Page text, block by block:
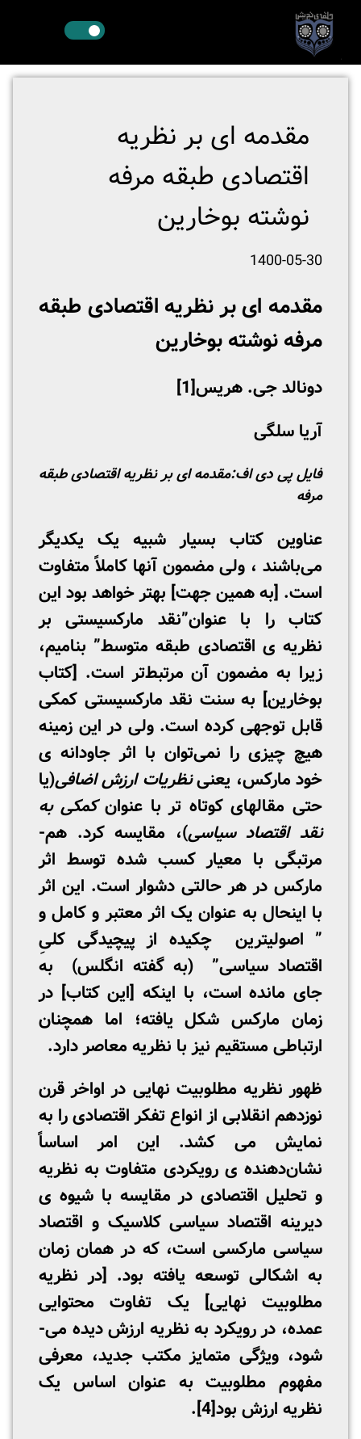
مقدمه ای بر نظریه
اقتصادی طبقه مرفه
نوشته بوخارین
1400-05-30
مقدمه ای برنظریه اقتصادی طبقه
مرفه نوشته بوخارین
دونالد جی. هریس[1]
آریا سلگی
فایل پی دی اف:مقدمه ای بر نظریه اقتصادی طبقه
مرفه
عناوین کتاب بسیار شبیه یک یکدیگر
می‌باشند ، ولی مضمون آنها کاملاً متفاوت
است. [به همین جهت] بهتر خواهد بود این
کتاب را با عنوان”نقد مارکسیستی بر
نظریه­ ی اقتصادی طبقه متوسط” بنامیم،
زیرا به مضمون آن مرتبط‌تر است. [کتاب
بوخارین] به سنت نقد مارکسیستی کمکی
قابل توجهی کرده است. ولی در این زمینه
هیچ چیزی را نمی‌توان با اثر جاودانه ­ی
خود مارکس، یعنینظریات ارزش اضافی(یا
حتی مقاله­ای کوتاه­ تر با عنوانکمکی به
نقد اقتصاد سیاسی)، مقایسه کرد. هم­
مرتبگی با معیار کسب شده توسط اثر
مارکس در هر حالتی دشوار است. این اثر
با اینحال به عنوان یک اثر معتبر و کامل و
” اصولی­ترین چکیده از پیچیدگی کلیِ
اقتصاد سیاسی” (به گفته انگلس) به
جای مانده است، با اینکه [این کتاب] در
زمان مارکس شکل یافته؛ اما همچنان
ارتباطی مستقیم نیز با نظریه معاصر دارد.
ظهور نظریه مطلوبیت نهایی در اواخر قرن
نوزدهم انقلابی از انواع تفکر اقتصادی را به
نمایش می­ کشد. این امر اساساً
نشان‌دهنده ی رویکردی متفاوت به نظریه
و تحلیل اقتصادی در مقایسه با شیوه ­ی
دیرینه­ اقتصاد سیاسی کلاسیک و اقتصاد
سیاسی مارکسی است، که در همان زمان
به اشکالی توسعه یافته بود. [در نظریه
مطلوبیت نهایی] یک تفاوت محتوایی
عمده، در رویکرد به نظریه­ ارزش دیده می­
شود، ویژگی متمایز مکتب جدید، معرفی
مفهوم مطلوبیت به عنوان اساس یک
نظریه ارزش بود[4]
.